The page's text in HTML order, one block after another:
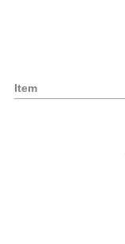
Item